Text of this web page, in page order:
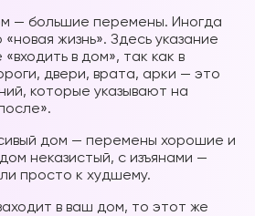
— большие перемены. Иногда
жизнь». Здесь указание
в дом», так как в
двери, врата, арки — это
которые указывают на
дом — перемены хорошие и
неказистый, с изъянами —
просто к худшему.
в ваш дом, то этот же